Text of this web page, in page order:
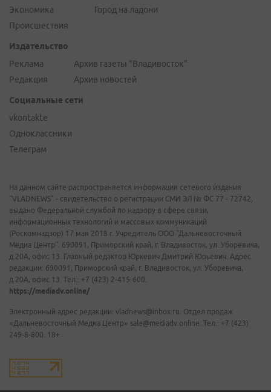
Экономика
Происшествия
Город на ладони
Издательство
Реклама
Редакция
Архив газеты "Владивосток"
Архив новостей
Социальные сети
vkontakte
Одноклассники
Телеграм
На данном сайте распространяется информация сетевого издания
"VLADNEWS" - свидетельство о регистрации СМИ ЭЛ № ФС 77 - 72742,
выдано Федеральной службой по надзору в сфере связи,
информационных технологий и массовых коммуникаций
(Роскомнадзор) 17 мая 2018 г. Учредитель ООО "Дальневосточный
Медиа Центр". 690091, Приморский край, г. Владивосток, ул. Уборевича,
д.20А, офис 13. Главный редактор Юркевич Дмитрий Юрьевич. Адрес
редакции: 690091, Приморский край, г. Владивосток, ул. Уборевича,
д.20А, офис 13. Тел.: +7 (423) 2-415-600.
https://mediadv.online/
Электронный адрес редакции: vladnews@inbox.ru. Отдел продаж
«Дальневосточный Медиа Центр» sale@mediadv.online. Тел.: +7 (423)
249-8-800. 18+